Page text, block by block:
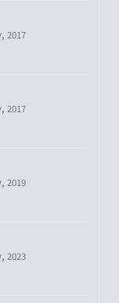
2017
2017
2019
2023